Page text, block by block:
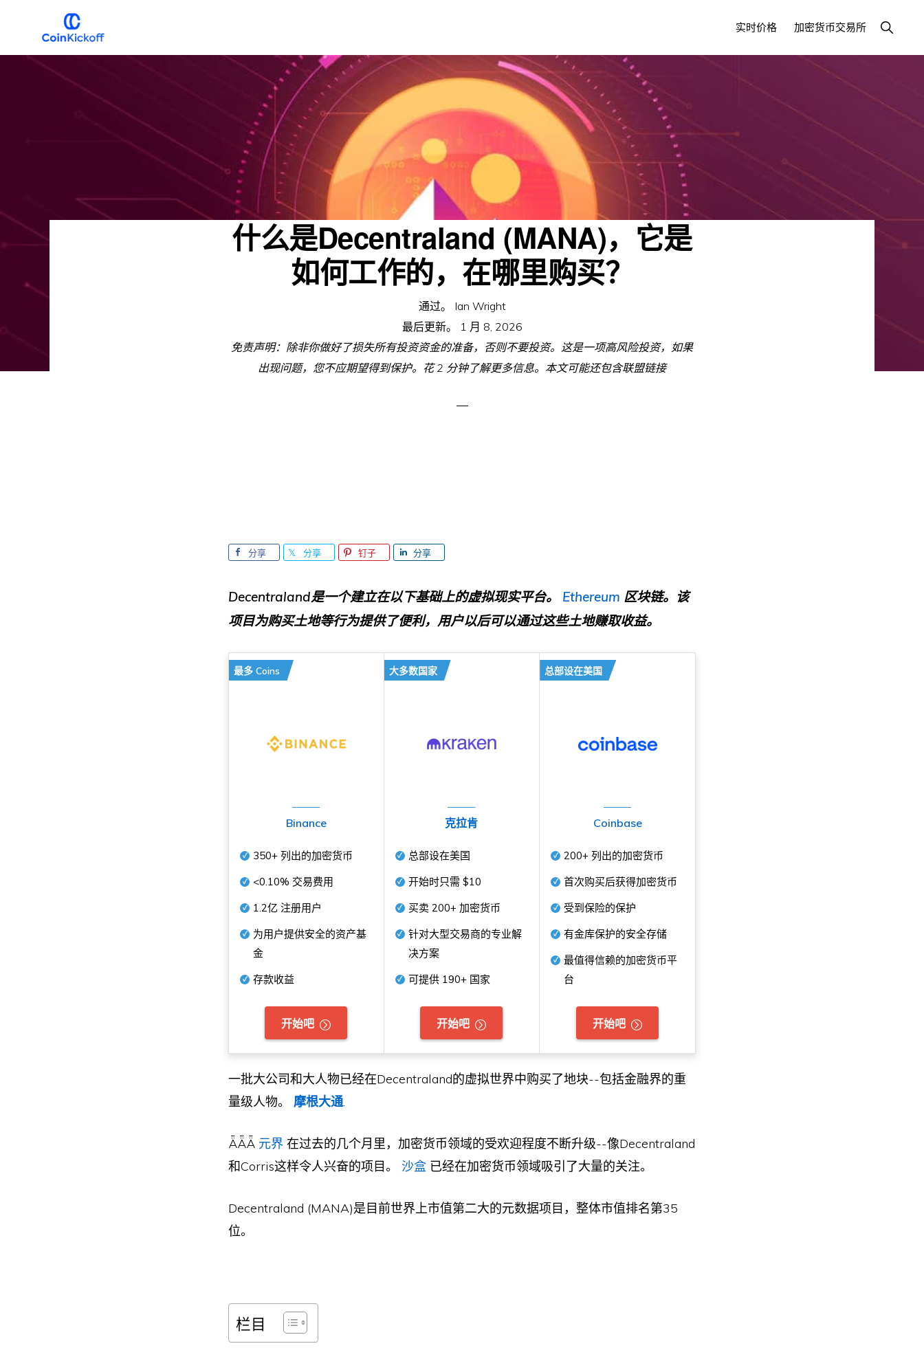
主
主
COIN
实时价格 加密货币交易所 显
示
索
什么是Decentraland (MANA)，它是
如何工作的，在哪里购买？
通过。 Ian Wright
最后更新。
1 月 8, 2026
免责声明：除非你做好了损失所有投资资金的准备，否则不要投资。这是一项高风险投资，如果
出现问题，您不应期望得到保护。花 2 分钟了解更多信息。本文可能还包含联盟链接
分享 分享 钉子 分享
Decentraland是一个建立在以下基础上的虚拟现实平台。 Ethereum 区块链。该
项目为购买土地等行为提供了便利，用户以后可以通过这些土地赚取收益。
最多 Coins
Binance
350+ 列出的加密货币
<0.10% 交易费用
1.2亿 注册用户
为用户提供安全的资产基
金
存款收益
开始吧
大多数国家
克拉肯
总部设在美国
开始时只需 $10
买卖 200+加密货币
针对大型交易商的专业解
决方案
可提供 190+国家
开始吧
总部设在美国
Coinbase
200+ 列出的加密货币
首次购买后获得加密货币
受到保险的保护
有金库保护的安全存储
最值得信赖的加密货币平
台
开始吧
一批大公司和大人物已经在Decentraland的虚拟世界中购买了地块--包括金融界的重
量级人物。 摩根大通.
ǞǞǞ 元界 在过去的几个月里，加密货币领域的受欢迎程度不断升级--像Decentraland
和Corris这样令人兴奋的项目。 沙盒 已经在加密货币领域吸引了大量的关注。
Decentraland (MANA)是目前世界上市值第二大的元数据项目，整体市值排名第35
位。
栏目